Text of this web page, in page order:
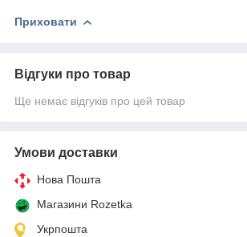
Приховати
Відгуки про товар
Ще немає відгуків про цей товар
Умови доставки
Нова Пошта
Магазини Rozetka
Укрпошта